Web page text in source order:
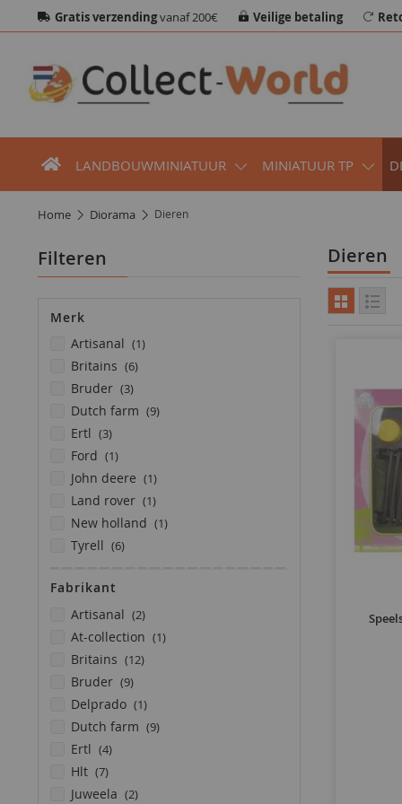
Gratis verzendingvanaf 200€ Veilige betaling
LANDBOUWMINIATUUR MINIATUUR TP
home diorama Dieren
Dieren
Filteren
Merk
artisanal
1product
britains 6producten
bruder 3producten
dutch farm 9producten
ertl 3producten
ford 1product
john deere 1product
land rover 1product
new holland 1product
tyrell 6producten
Fabrikant
artisanal
2producten
at-collection 1product
britains 12producten
bruder 9producten
delprado 1product
dutch farm 9producten
ertl 4producten
hlt 7producten
juweela 2producten